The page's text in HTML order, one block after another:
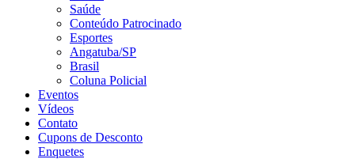
Saúde
Conteúdo Patrocinado
Esportes
Angatuba/SP
Brasil
Coluna Policial
Eventos
Vídeos
Contato
Cupons de Desconto
Enquetes